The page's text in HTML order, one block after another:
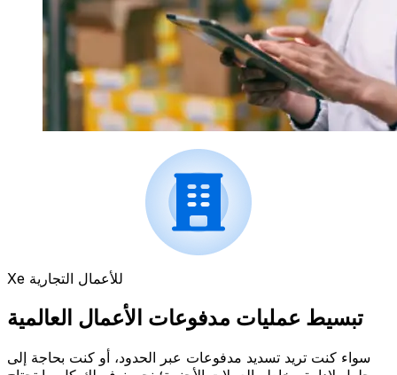
Xe للأعمال التجارية
تبسيط عمليات مدفوعات الأعمال العالمية
سواء كنت تريد تسديد مدفوعات عبر الحدود، أو كنت بحاجة إلى